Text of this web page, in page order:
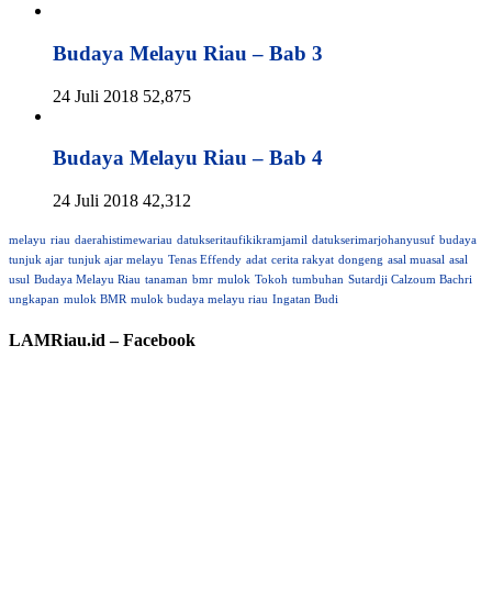
Budaya Melayu Riau – Bab 3
24 Juli 2018 52,875
Budaya Melayu Riau – Bab 4
24 Juli 2018 42,312
melayu riau daerahistimewariau datukseritaufikikramjamil datukserimarjohanyusuf budaya
tunjuk ajar tunjuk ajar melayu Tenas Effendy adat cerita rakyat dongeng asal muasal asal
usul Budaya Melayu Riau tanaman bmr mulok Tokoh tumbuhan Sutardji Calzoum Bachri
ungkapan mulok BMR mulok budaya melayu riau Ingatan Budi
LAMRiau.id – Facebook